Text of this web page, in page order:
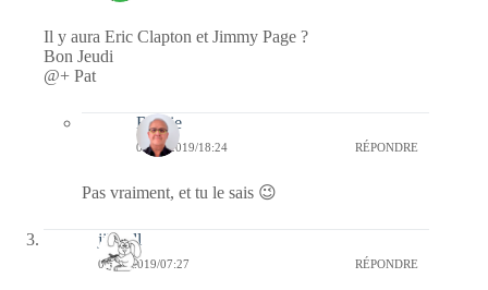
Il y aura Eric Clapton et Jimmy Page ?
Bon Jeudi
@+ Pat
Bernie
06/10/2019/18:24 RÉPONDRE
Pas vraiment, et tu le sais 😉
jill bill
03/10/2019/07:27 RÉPONDRE